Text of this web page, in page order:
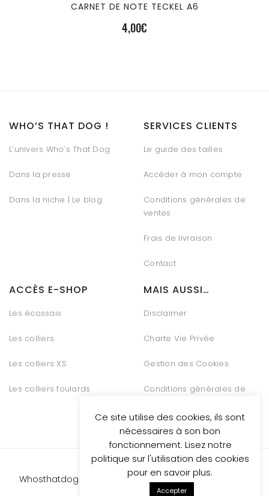
CARNET DE NOTE TECKEL A6
4,00€
WHO’S THAT DOG !
L’univers Who’s That Dog
Dans la presse
Dans la niche | Le blog
SERVICES CLIENTS
Le guide des tailles
Accéder à mon compte
Conditions générales de
ventes
Frais de livraison
Contact
ACCÈS E-SHOP
Les écossais
Les colliers
Les colliers XS
Les colliers foulards
MAIS AUSSI…
Disclaimer
Charte Vie Privée
Gestion des Cookies
Conditions générales de
Whosthatdog propulsed by Be Quiet Digital Marketing
Ce site utilise des cookies, ils sont
nécessaires à son bon
fonctionnement. Lisez notre
politique sur l'utilisation des cookies
pour en savoir plus.
Accepter